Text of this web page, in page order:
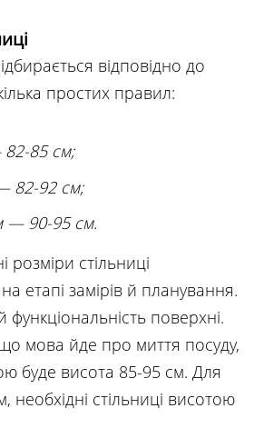
відповідно до
простих правил:
85 см;
82-92 см;
— 90-95 см.
розміри стільниці
етапі замірів й планування.
функціональність поверхні.
мова йде про миття посуду,
буде висота 85-95 см. Для
необхідні стільниці висотою